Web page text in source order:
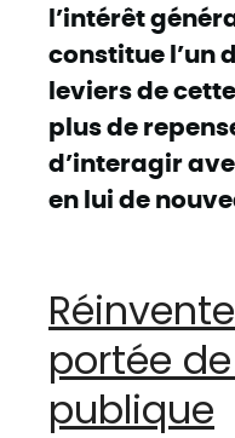
l’intérêt
constitue l’un
leviers de
plus de
d’interagir
en lui de
portée
publique